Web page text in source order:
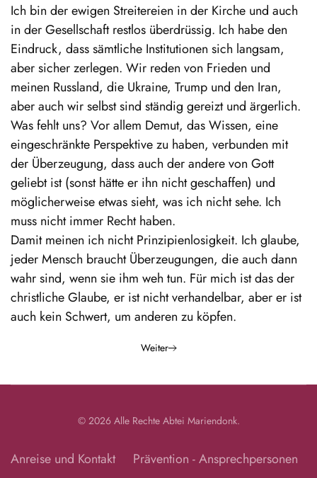
Ich bin der ewigen Streitereien in der Kirche und auch
in der Gesellschaft restlos überdrüssig. Ich habe den
Eindruck, dass sämtliche Institutionen sich langsam,
aber sicher zerlegen. Wir reden von Frieden und
meinen Russland, die Ukraine, Trump und den Iran,
aber auch wir selbst sind ständig gereizt und ärgerlich.
Was fehlt uns? Vor allem Demut, das Wissen, eine
eingeschränkte Perspektive zu haben, verbunden mit
der Überzeugung, dass auch der andere von Gott
geliebt ist (sonst hätte er ihn nicht geschaffen) und
möglicherweise etwas sieht, was ich nicht sehe. Ich
muss nicht immer Recht haben.
Damit meinen ich nicht Prinzipienlosigkeit. Ich glaube,
jeder Mensch braucht Überzeugungen, die auch dann
wahr sind, wenn sie ihm weh tun. Für mich ist das der
christliche Glaube, er ist nicht verhandelbar, aber er ist
auch kein Schwert, um anderen zu köpfen.
Weiter
© 2026Alle Rechte Abtei Mariendonk.
Anreise und Kontakt
Prävention - Ansprechpersonen